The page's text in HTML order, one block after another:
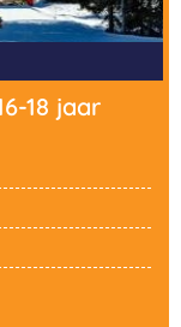
18 jaar